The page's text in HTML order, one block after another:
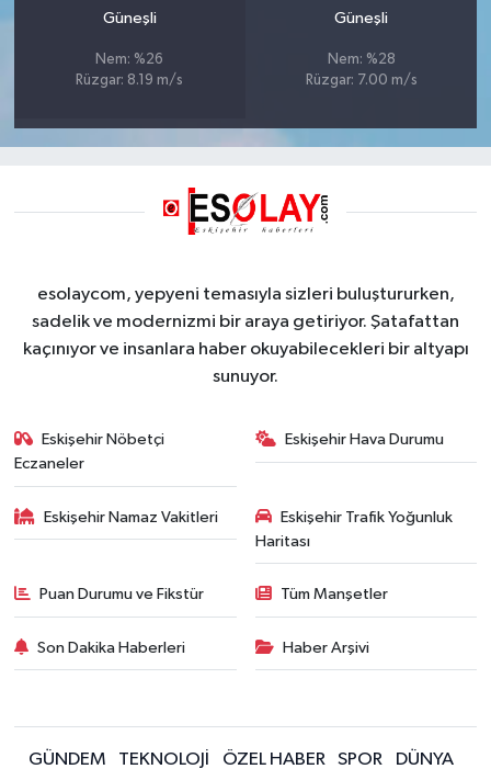
Güneşli
Nem: %26
Rüzgar: 8.19 m/s
Güneşli
Nem: %28
Rüzgar: 7.00 m/s
esolaycom, yepyeni temasıyla sizleri buluştururken,
sadelik ve modernizmi bir araya getiriyor. Şatafattan
kaçınıyor ve insanlara haber okuyabilecekleri bir altyapı
sunuyor.
Eskişehir Nöbetçi
Eczaneler
Eskişehir Hava Durumu
Eskişehir Namaz Vakitleri
Eskişehir Trafik Yoğunluk
Haritası
Puan Durumu ve Fikstür Tüm Manşetler
Son Dakika Haberleri Haber Arşivi
GÜNDEM TEKNOLOJİ ÖZEL HABER SPOR DÜNYA